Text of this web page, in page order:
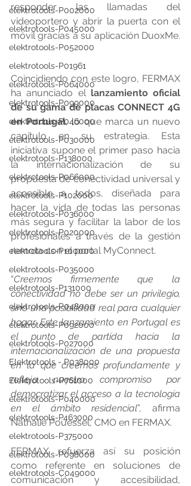
elektrotools-P002000
elektrotools-P045000
elektrotools-P052000
elektrotools-P01961
elektrotools-P064000
elektrotools-P099000
elektrotools-P046000
elektrotools-P030000
elektrotools-P138000
elektrotools-P066000
elektrotools-P102000
elektrotools-P036000
elektrotools-P020000
elektrotools-P100000
elektrotools-P035000
elektrotools-P131000
elektrotools-P048000
elektrotools-P092000
elektrotools-P027000
Elektrotools - P038000
Elektrotools-P761000
elektrotools-P040000
elektrotools-P463000
elektrotools-P375000
elektrotools-P098000
elektrotools-C049000
responder las llamadas del
videoportero y abrir la puerta con el
móvil gracias a su aplicación DuoxMe.
Coincidiendo con este logro, FERMAX
ha anunciado el lanzamiento oficial
de su gama de placas CONNECT 4G
en Portugal, lo que marca un nuevo
capítulo en su estrategia. Esta
iniciativa supone el primer paso hacia
la internacionalización de su
propuesta de conectividad universal y
accesible a todos, diseñada para
hacer la vida de todas las personas
más segura y facilitar la labor de los
profesionales a través de la gestión
remota con el portal MyConnect.
“Creemos firmemente que la
conectividad no debe ser un privilegio,
sino una posibilidad real para cualquier
hogar. Este lanzamiento en Portugal es
el punto de partida hacia la
internacionalización de una propuesta
en la que creemos profundamente y
refleja nuestro compromiso por
democratizar el acceso a la tecnología
en el ámbito residencial”, afirma
Nathalie Pouëssel, CMO en FERMAX.
FERMAX refuerza así su posición
como referente en soluciones de
comunicación y accesibilidad,